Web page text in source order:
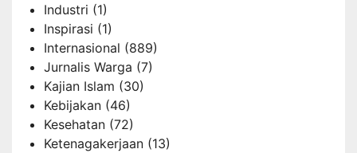
Industri (1)
Inspirasi (1)
Internasional (889)
Jurnalis Warga (7)
Kajian Islam (30)
Kebijakan (46)
Kesehatan (72)
Ketenagakerjaan (13)